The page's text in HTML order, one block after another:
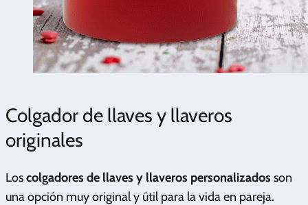
Colgador de llaves y llaveros
originales
Loscolgadores de llaves y llaveros personalizados son
una opción muy original y útil para la vida en pareja.